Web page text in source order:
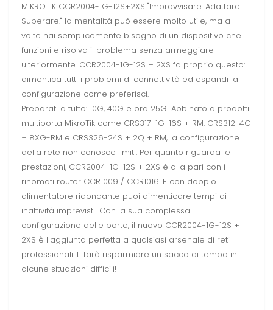
MIKROTIK CCR2004-1G-12S+2XS "Improvvisare. Adattare.
Superare." la mentalità può essere molto utile, ma a
volte hai semplicemente bisogno di un dispositivo che
funzioni e risolva il problema senza armeggiare
ulteriormente. CCR2004-1G-12S + 2XS fa proprio questo:
dimentica tutti i problemi di connettività ed espandi la
configurazione come preferisci.
Preparati a tutto: 10G, 40G e ora 25G! Abbinato a prodotti
multiporta MikroTik come CRS317-1G-16S + RM, CRS312-4C
+ 8XG-RM e CRS326-24S + 2Q + RM, la configurazione
della rete non conosce limiti. Per quanto riguarda le
prestazioni, CCR2004-1G-12S + 2XS è alla pari con i
rinomati router CCR1009 / CCR1016. E con doppio
alimentatore ridondante puoi dimenticare tempi di
inattività imprevisti! Con la sua complessa
configurazione delle porte, il nuovo CCR2004-1G-12S +
2XS è l'aggiunta perfetta a qualsiasi arsenale di reti
professionali: ti farà risparmiare un sacco di tempo in
alcune situazioni difficili!